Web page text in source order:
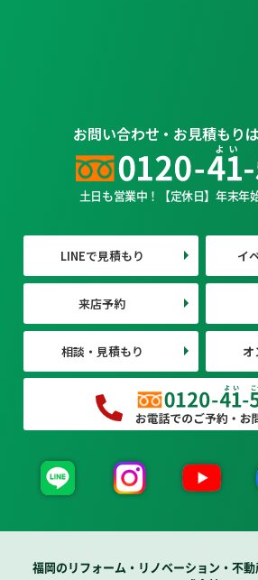
お問い合わせ・お見積もり
土日も営業中！【定休日】年末年
LINEで見積もり イ
来店予約
相談・見積もり オ
福岡のリフォーム・リノベーション・不